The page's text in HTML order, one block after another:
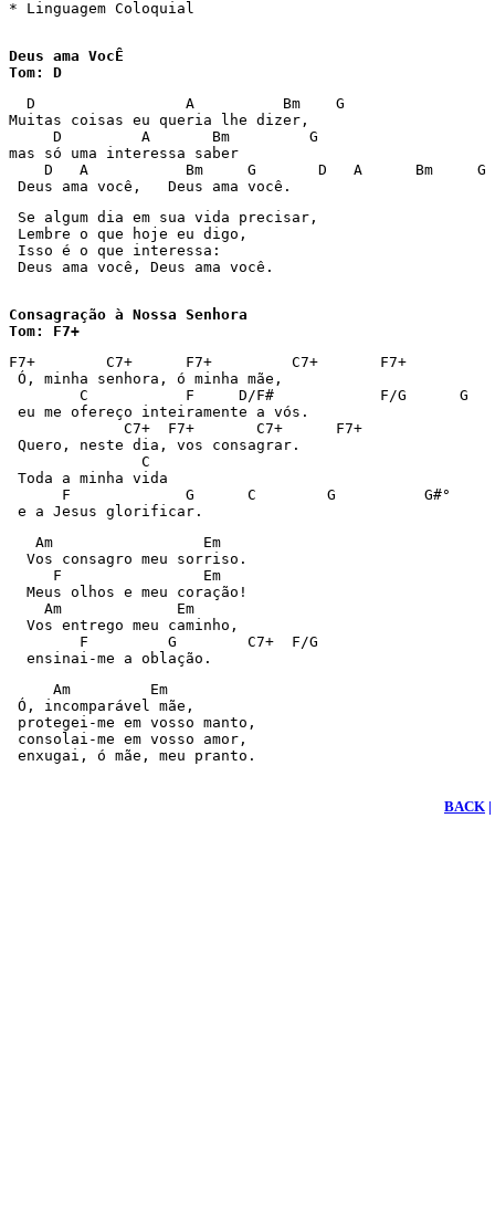
* Linguagem Coloquial
Deus ama VocÊ
Tom: D
  D                 A          Bm    G
Muitas coisas eu queria lhe dizer,
     D         A       Bm         G
mas só uma interessa saber
    D   A           Bm     G       D   A      Bm     G
Deus ama você,   Deus ama você.
Se algum dia em sua vida precisar,
Lembre o que hoje eu digo,
Isso é o que interessa:
Deus ama você, Deus ama você.
Consagração à Nossa Senhora
Tom: F7+
F7+        C7+      F7+         C7+       F7+
Ó, minha senhora, ó minha mãe,
        C           F     D/F#            F/G      G
eu me ofereço inteiramente a vós.
             C7+  F7+       C7+      F7+
Quero, neste dia, vos consagrar.
               C
Toda a minha vida
      F             G      C        G          G#°
e a Jesus glorificar.
   Am                 Em
  Vos consagro meu sorriso.
     F                Em
  Meus olhos e meu coração!
    Am             Em
  Vos entrego meu caminho,
        F         G        C7+  F/G
  ensinai-me a oblação.
     Am         Em
Ó, incomparável mãe,
protegei-me em vosso manto,
consolai-me em vosso amor,
enxugai, ó mãe, meu pranto.
BACK |